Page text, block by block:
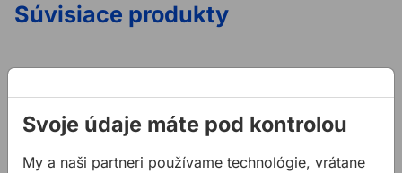
Súvisiace produkty
Svoje údaje máte pod kontrolou
My a naši partneri používame technológie, vrátane